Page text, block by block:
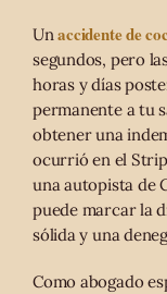
Unaccidente de
segundos, pero
horas y días
permanente a tu
obtener una
ocurrió en el Strip
una autopista de
puede marcar la
sólida y una
Como abogado